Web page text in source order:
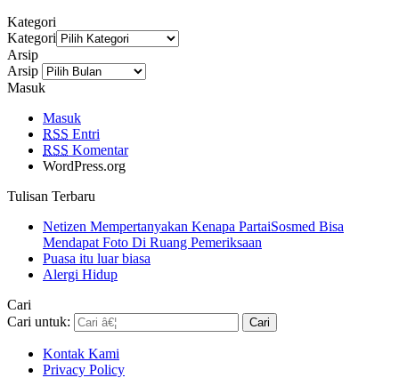
Kategori
Kategori
Arsip
Arsip
Masuk
Masuk
RSS Entri
RSS Komentar
WordPress.org
Tulisan Terbaru
Netizen Mempertanyakan Kenapa PartaiSosmed Bisa
Mendapat Foto Di Ruang Pemeriksaan
Puasa itu luar biasa
Alergi Hidup
Cari
Cari untuk:
Kontak Kami
Privacy Policy